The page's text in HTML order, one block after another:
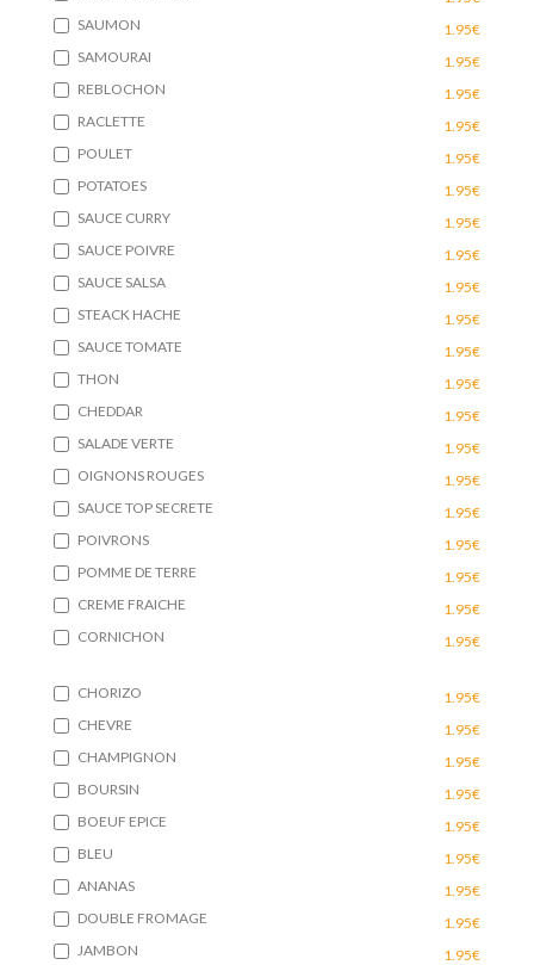
SAUMON
1.95€
SAMOURAI
1.95€
REBLOCHON
1.95€
RACLETTE
1.95€
POULET
1.95€
POTATOES
1.95€
SAUCE CURRY
1.95€
SAUCE POIVRE
1.95€
SAUCE SALSA
1.95€
STEACK HACHE
1.95€
SAUCE TOMATE
1.95€
THON
1.95€
CHEDDAR
1.95€
SALADE VERTE
1.95€
OIGNONS ROUGES
1.95€
SAUCE TOP SECRETE
1.95€
POIVRONS
1.95€
POMME DE TERRE
1.95€
CREME FRAICHE
1.95€
CORNICHON
1.95€
CHORIZO
1.95€
CHEVRE
1.95€
CHAMPIGNON
1.95€
BOURSIN
1.95€
BOEUF EPICE
1.95€
BLEU
1.95€
ANANAS
1.95€
DOUBLE FROMAGE
1.95€
JAMBON
1.95€